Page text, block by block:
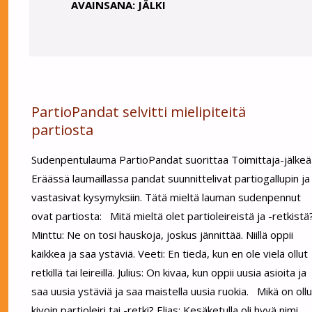
AVAINSANA: JÄLKI
PartioPandat selvitti mielipiteitä
partiosta
Sudenpentulauma PartioPandat suorittaa Toimittaja-jälkeä.
Eräässä laumaillassa pandat suunnittelivat partiogallupin ja
vastasivat kysymyksiin. Tätä mieltä lauman sudenpennut
ovat partiosta: Mitä mieltä olet partioleireistä ja -
Minttu: Ne on tosi hauskoja, joskus jännittää. Niillä oppii
kaikkea ja saa ystäviä. Veeti: En tiedä, kun en ole vielä ollut
retkillä tai leireillä. Julius: On kivaa, kun oppii uusia asioita ja
saa uusia ystäviä ja saa maistella uusia ruokia. Mikä on